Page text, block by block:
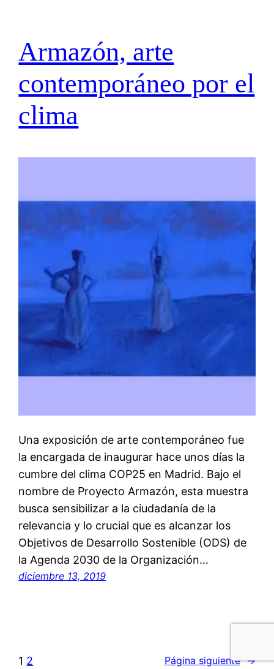
Armazón, arte
contemporáneo por el
clima
Una exposición de arte contemporáneo fue
la encargada de inaugurar hace unos días la
cumbre del clima COP25 en Madrid. Bajo el
nombre de Proyecto Armazón, esta muestra
busca sensibilizar a la ciudadanía de la
relevancia y lo crucial que es alcanzar los
Objetivos de Desarrollo Sostenible (ODS) de
la Agenda 2030 de la Organización…
diciembre 13, 2019
1 2 Página siguiente →